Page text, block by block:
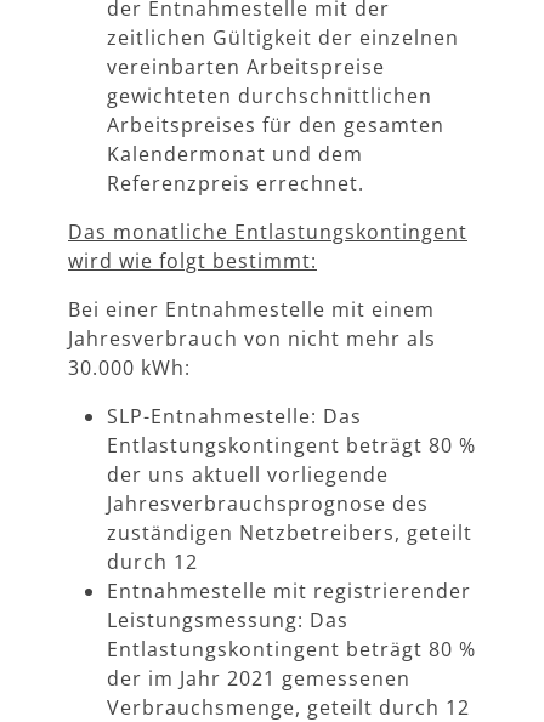
der Entnahmestelle mit der
zeitlichen Gültigkeit der einzelnen
vereinbarten Arbeitspreise
gewichteten durchschnittlichen
Arbeitspreises für den gesamten
Kalendermonat und dem
Referenzpreis errechnet.
Das monatliche Entlastungskontingent
wird wie folgt bestimmt:
Bei einer Entnahmestelle mit einem
Jahresverbrauch von nicht mehr als
30.000 kWh:
SLP-Entnahmestelle: Das
Entlastungskontingent beträgt 80 %
der uns aktuell vorliegende
Jahresverbrauchsprognose des
zuständigen Netzbetreibers, geteilt
durch 12
Entnahmestelle mit registrierender
Leistungsmessung: Das
Entlastungskontingent beträgt 80 %
der im Jahr 2021 gemessenen
Verbrauchsmenge, geteilt durch 12